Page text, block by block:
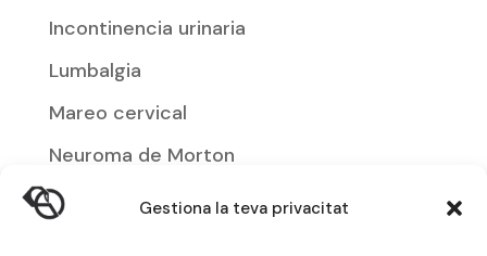
Gestiona la teva privacitat
Incontinencia urinaria
Lumbalgia
Mareo cervical
Neuroma de Morton
Osteoporosis